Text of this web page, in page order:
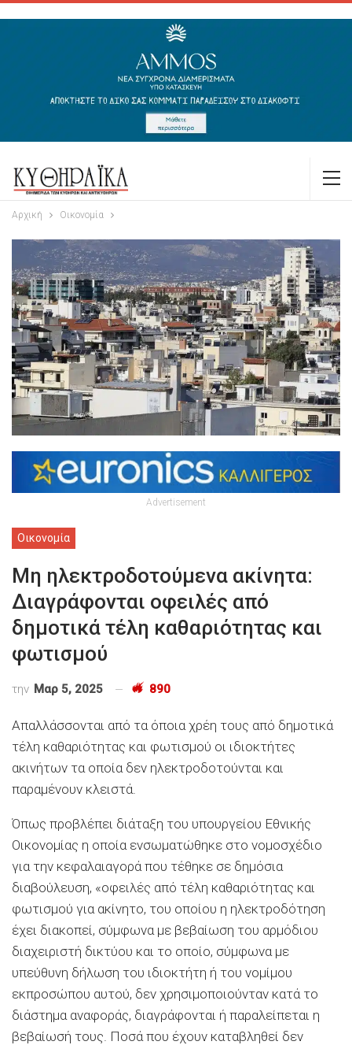
Αρχική Οικονομία
Advertisement
Οικονομία
Μη ηλεκτροδοτούμενα ακίνητα:
Διαγράφονται οφειλές από
δημοτικά τέλη καθαριότητας και
φωτισμού
την Μαρ 5, 2025 890
Απαλλάσσονται από τα όποια χρέη τους από δημοτικά
τέλη καθαριότητας και φωτισμού οι ιδιοκτήτες
ακινήτων τα οποία δεν ηλεκτροδοτούνται και
παραμένουν κλειστά.
Όπως προβλέπει διάταξη του υπουργείου Εθνικής
Οικονομίας η οποία ενσωματώθηκε στο νομοσχέδιο
για την κεφαλαιαγορά που τέθηκε σε δημόσια
διαβούλευση, «οφειλές από τέλη καθαριότητας και
φωτισμού για ακίνητο, του οποίου η ηλεκτροδότηση
έχει διακοπεί, σύμφωνα με βεβαίωση του αρμόδιου
διαχειριστή δικτύου και το οποίο, σύμφωνα με
υπεύθυνη δήλωση του ιδιοκτήτη ή του νομίμου
εκπροσώπου αυτού, δεν χρησιμοποιούνταν κατά το
διάστημα αναφοράς, διαγράφονται ή παραλείπεται η
βεβαίωσή τους. Ποσά που έχουν καταβληθεί δεν